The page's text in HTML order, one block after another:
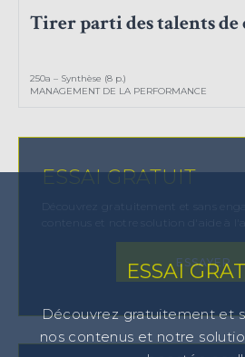
Tirer parti des talents de
250a – Synthèse (8 p.)
MANAGEMENT DE LA PERFORMANCE
ESSAI GRATUIT
Découvrez gratuitement et sans
contenus et notre solution d'aide à
ESSAYER
ESSAI
Découvrez gratuitement et
nos contenus et notre